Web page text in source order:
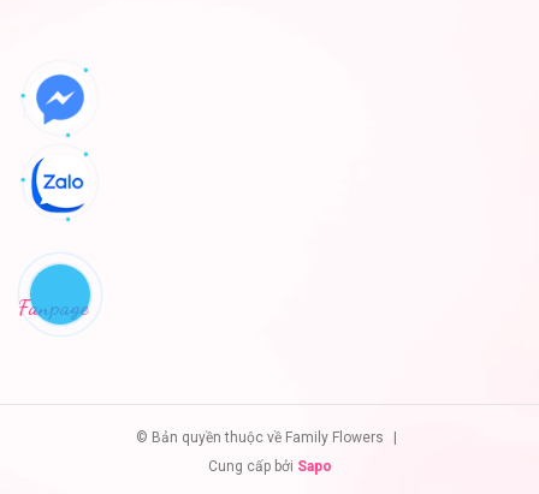
Fanpage
© Bản quyền thuộc về Family Flowers
|
Cung cấp bởi Sapo